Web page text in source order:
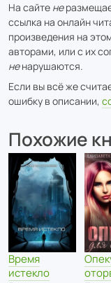
На сайте не
ссылка на онлайн
произведения на
авторами, или с их
ненарушаются.
Если вы всё же
ошибку в описании,
Похожие
Время
истекло